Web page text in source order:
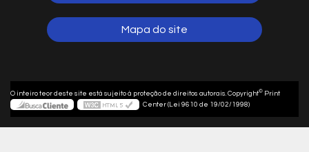
Mapa do site
O inteiro teor deste site está sujeito à proteção de direitos autorais. Copyright© Print
Center (Lei 9610 de 19/02/1998)